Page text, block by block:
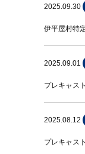
2025.09.30
伊平屋村特
2025.09.01
プレキャ
2025.08.12
プレキャ